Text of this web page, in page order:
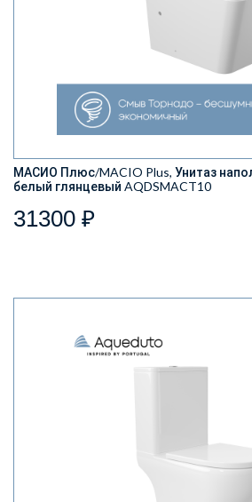
МАСИО Плюс/MACIO Plus, Унитаз
белый глянцевый AQDSMACT10
31300 ₽